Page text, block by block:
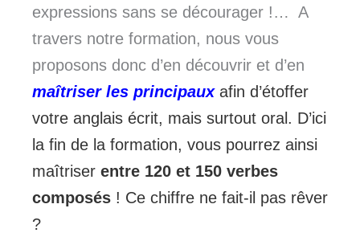
expressions sans se décourager !… A
travers notre formation, nous vous
proposons donc d’en découvrir et d’en
maîtriser les principaux afin d’étoffer
votre anglais écrit, mais surtout oral. D’ici
la fin de la formation, vous pourrez ainsi
maîtriser entre 120 et 150 verbes
composés ! Ce chiffre ne fait-il pas rêver
?